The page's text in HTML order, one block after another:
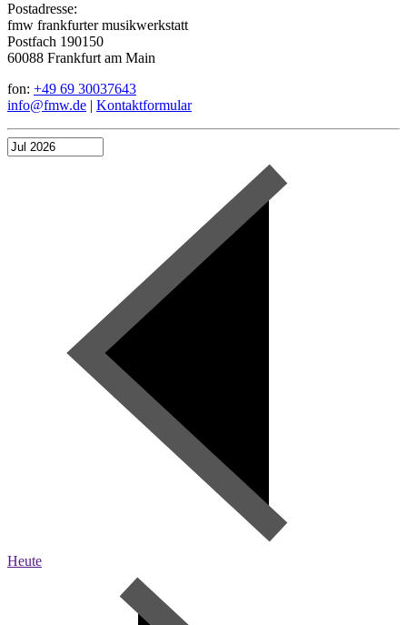
Postadresse:
fmw frankfurter musikwerkstatt
Postfach 190150
60088 Frankfurt am Main
fon: +49 69 30037643
info@fmw.de | Kontaktformular
Heute